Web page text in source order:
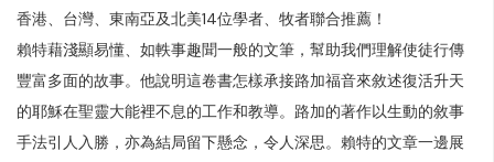
香港、台灣、東南亞及北美14位學者、牧者聯合推薦！
賴特藉淺顯易懂、如軼事趣聞一般的文筆，幫助我們理解使徒行傳
豐富多面的故事。他說明這卷書怎樣承接路加福音來敘述復活升天
的耶穌在聖靈大能裡不息的工作和教導。路加的著作以生動的敘事
手法引人入勝，亦為結局留下懸念，令人深思。賴特的文章一邊展